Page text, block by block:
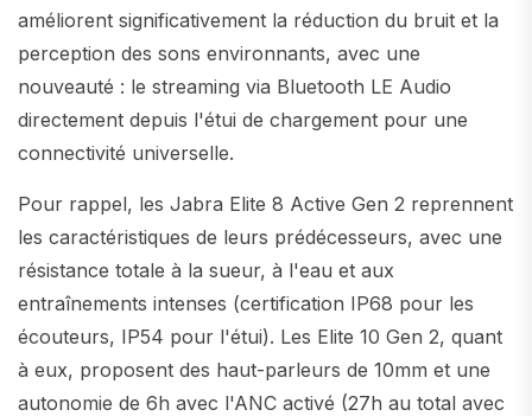
améliorent significativement la réduction du bruit et la
perception des sons environnants, avec une
nouveauté : le streaming via Bluetooth LE Audio
directement depuis l'étui de chargement pour une
connectivité universelle.
Pour rappel, les Jabra Elite 8 Active Gen 2 reprennent
les caractéristiques de leurs prédécesseurs, avec une
résistance totale à la sueur, à l'eau et aux
entraînements intenses (certification IP68 pour les
écouteurs, IP54 pour l'étui). Les Elite 10 Gen 2, quant
à eux, proposent des haut-parleurs de 10mm et une
autonomie de 6h avec l'ANC activé (27h au total avec